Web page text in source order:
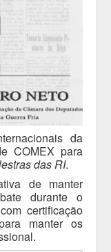
da
COMEX para
das RI.
de manter
durante o
certificação
manter os